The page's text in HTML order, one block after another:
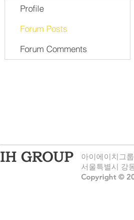
Profile
Forum Posts
Forum Comments
​IH GROUP
아이에이치그
서울특별시 강
Copyright ©